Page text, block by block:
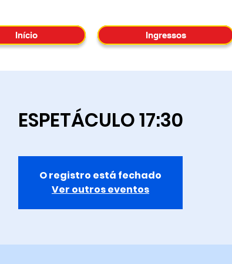
Início Ingressos
ESPETÁCULO 17:30
O registro está fechado
Ver outros eventos